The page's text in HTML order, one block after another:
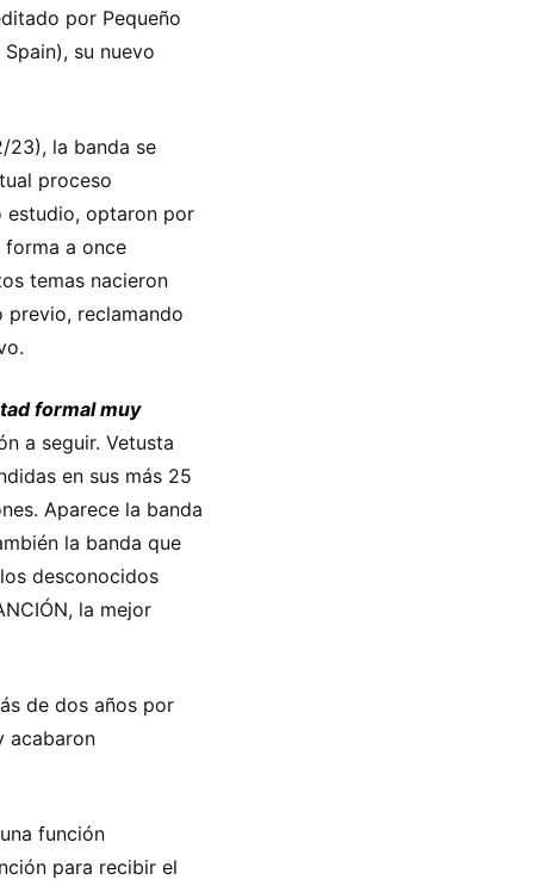
por Pequeño
su nuevo
23), la banda se
proceso
estudio, optaron por
a once
temas nacieron
previo, reclamando
formal muy
a seguir. Vetusta
en sus más 25
Aparece la banda
la banda que
desconocidos
la mejor
de dos años por
acabaron
función
para recibir el